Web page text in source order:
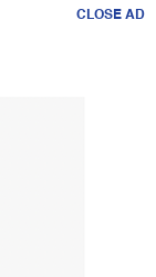
CLOSE AD